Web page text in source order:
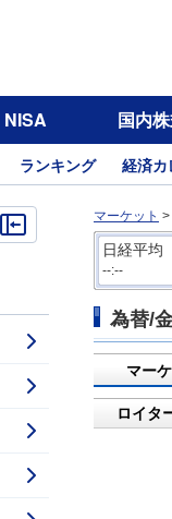
NISA 国内
ランキング 経済
マーケット >
日経平均
--:--
為替/
マー
ロイタ